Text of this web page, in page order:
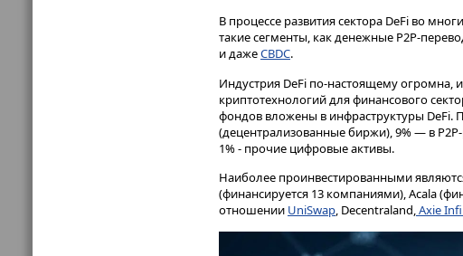
В процессе развития сектора DeFi во
такие сегменты, как денежные P2P-
и дажеCBDC.
Индустрия DeFi по-настоящему огромна,
криптотехнологий для финансового
фондов вложены в инфраструктуры DeFi.
(децентрализованные биржи), 9% — в
1% - прочие цифровые активы.
Наиболее проинвестированными
(финансируется 13 компаниями), Acala
отношении UniSwap, Decentraland,Axie